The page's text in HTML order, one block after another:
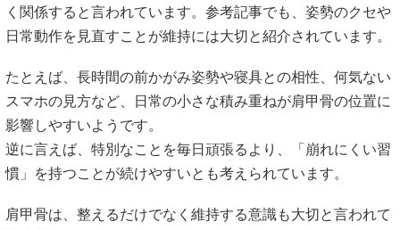
く関係すると言われています。参考記事でも、姿勢のクセや
日常動作を見直すことが維持には大切と紹介されています。
たとえば、長時間の前かがみ姿勢や寝具との相性、何気ない
スマホの見方など、日常の小さな積み重ねが肩甲骨の位置に
影響しやすいようです。
逆に言えば、特別なことを毎日頑張るより、「崩れにくい習
慣」を持つことが続けやすいとも考えられています。
肩甲骨は、整えるだけでなく維持する意識も大切と言われて